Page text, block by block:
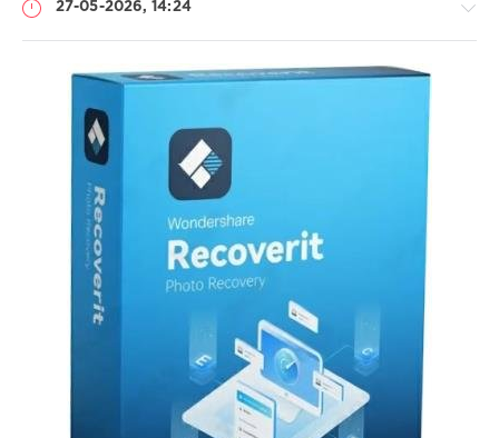
27-05-2026, 14:24
Софт
SamDel
восстановить
удаленные
файлы
данные